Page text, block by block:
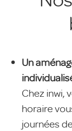
Un
Chez inwi,
horaire
journées